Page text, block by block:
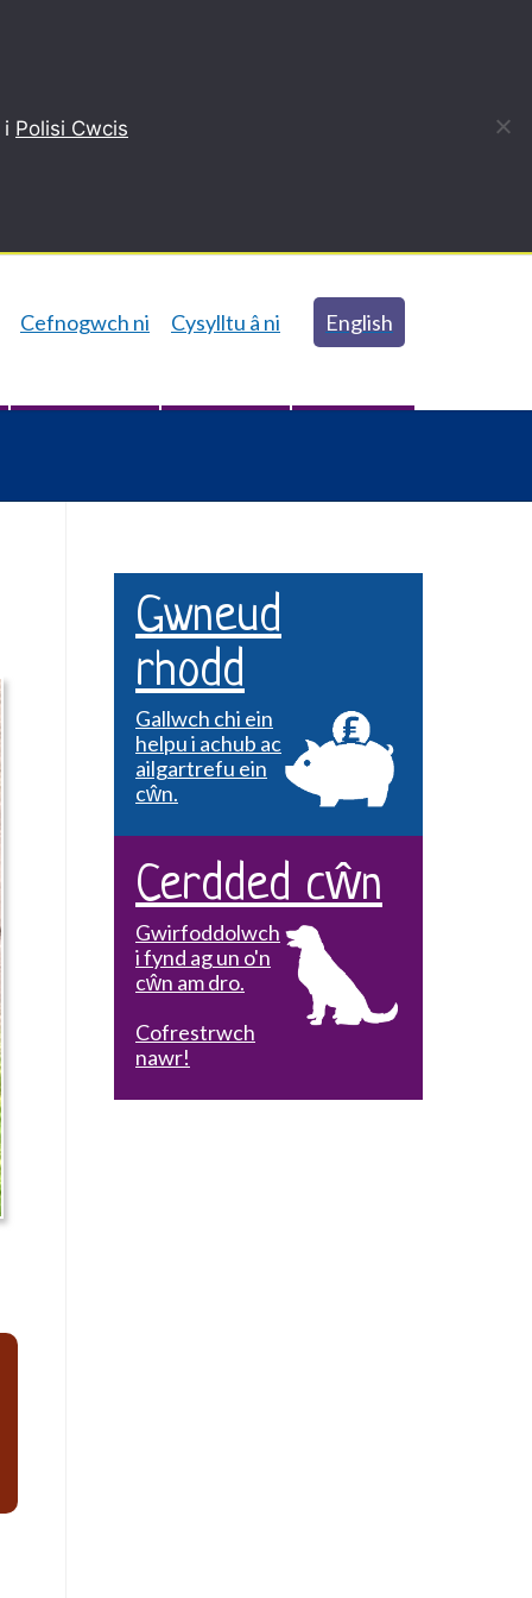
Polisi Cwcis
Cefnogwch ni Cysylltu â ni English
Gwneud
rhodd
Gallwch chi ein
helpu i achub ac
ailgartrefu ein
cŵn.
Cerdded cŵn
Gwirfoddolwch
i fynd ag un o'n
cŵn am dro.
Cofrestrwch
nawr!